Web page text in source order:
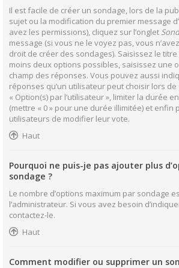
Il est facile de créer un sondage, lors de la
sujet ou la modification du premier message
avez les permissions), cliquez sur l’onglet
message (si vous ne le voyez pas, vous
droit de créer des sondages). Saisissez le
moins deux options possibles, saisissez une
champ des réponses. Vous pouvez aussi
réponses qu’un utilisateur peut choisir lors
« Option(s) par l’utilisateur », limiter la durée
(mettre « 0 » pour une durée illimitée) et enfin
utilisateurs de modifier leur vote.
Haut
Pourquoi ne puis-je pas ajouter plus
sondage ?
Le nombre d’options maximum par sondage
l’administrateur. Si vous avez besoin
contactez-le.
Haut
Comment modifier ou supprimer un